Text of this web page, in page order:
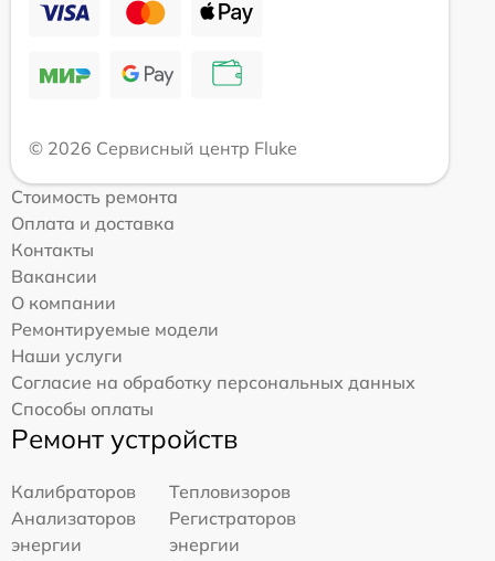
© 2026 Сервисный центр Fluke
Стоимость ремонта
Оплата и доставка
Контакты
Вакансии
О компании
Ремонтируемые модели
Наши услуги
Согласие на обработку персональных данных
Способы оплаты
Ремонт устройств
Калибраторов
Тепловизоров
Анализаторов
энергии
Регистраторов
энергии